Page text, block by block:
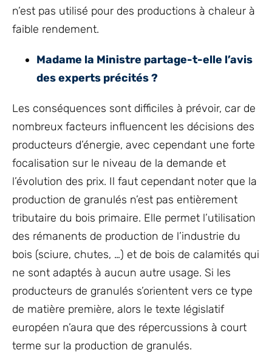
n’est pas utilisé pour des productions à chaleur à
faible rendement.
Madame la Ministre partage-t-elle l’avis
des experts précités ?
Les conséquences sont difficiles à prévoir, car de
nombreux facteurs influencent les décisions des
producteurs d’énergie, avec cependant une forte
focalisation sur le niveau de la demande et
l’évolution des prix. Il faut cependant noter que la
production de granulés n’est pas entièrement
tributaire du bois primaire. Elle permet l’utilisation
des rémanents de production de l’industrie du
bois (sciure, chutes, …) et de bois de calamités qui
ne sont adaptés à aucun autre usage. Si les
producteurs de granulés s’orientent vers ce type
de matière première, alors le texte législatif
européen n’aura que des répercussions à court
terme sur la production de granulés.